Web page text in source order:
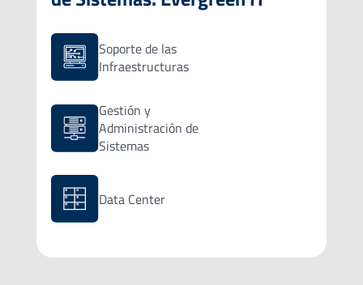
Soporte de las
Infraestructuras
Gestión y
Administración de
Sistemas
Data Center